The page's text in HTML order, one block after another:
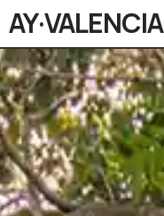
AY·VALENCIA